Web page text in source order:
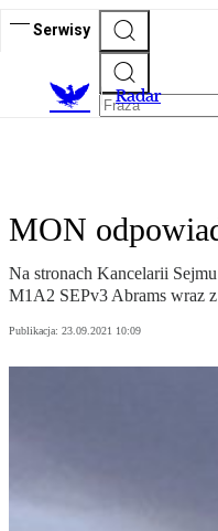
Serwisy
Radar
MON
Na stronach Kancelarii
M1A2 SEPv3 Abrams wraz
Publikacja: 23.09.2021 10:09